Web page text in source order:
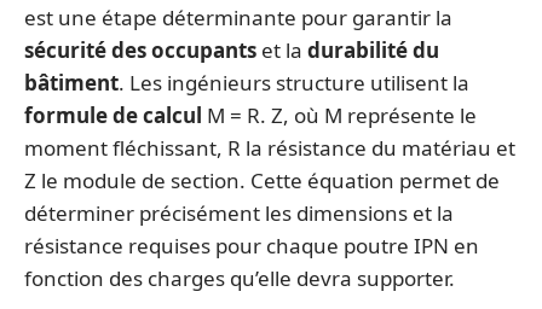
est une étape déterminante pour garantir la
sécurité des occupants et la durabilité du
bâtiment. Les ingénieurs structure utilisent la
formule de calcul M = R. Z, où M représente le
moment fléchissant, R la résistance du matériau et
Z le module de section. Cette équation permet de
déterminer précisément les dimensions et la
résistance requises pour chaque poutre IPN en
fonction des charges qu’elle devra supporter.